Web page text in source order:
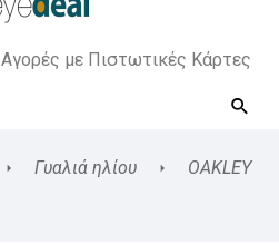
Αγορές με Πιστωτικές Κάρτες
Γυαλιά ηλίου
OAKLEY